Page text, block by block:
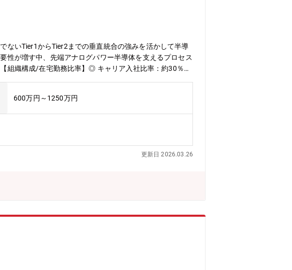
ないTier1からTier2までの垂直統合の強みを活かして半導
性が増す中、先端アナログパワー半導体を支えるプロセス
組織構成/在宅勤務比率】◎ キャリア入社比率：約30％自
となっています。◎ 在宅勤務：週2回程度柔軟な働き方を
バランスを保ちながら効率的に業務に取り組むことがで
やチャットツールを活用してコミュニケーションをサポー
職：半導体メーカー） 自動運転や交通事故死亡者ゼロ
それに対応することで、高い課題解決力が身に付きます。
えてくれる多くの人々がいます。また、他の半導体メーカ
ており、半導体だけではなくシステムの面からも提案でき
協力し、新たな知見に触れる機会が多く、非常に興味深く
600万円～1250万円
更新日 2026.03.26